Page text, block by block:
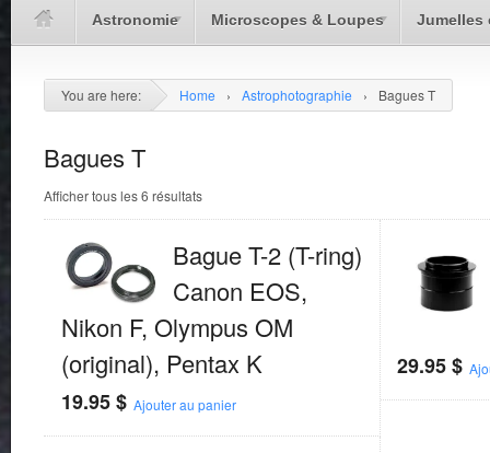
Astronomie Microscopes & Loupes Jumelles
You are here: Home › Astrophotographie › Bagues T
Bagues T
Afficher tous les 6 résultats
Bague T-2 (T-ring)
Canon EOS,
Nikon F, Olympus OM
(original), Pentax K
19.95$ Ajouter au panier
29.95$